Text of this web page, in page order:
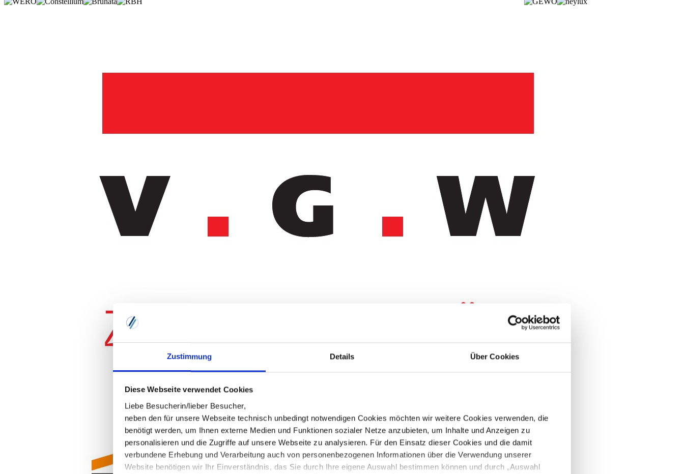
Zustimmung Details Über Cookies
Diese Webseite verwendet Cookies
Liebe Besucherin/lieber Besucher,
neben den für unsere Webseite technisch unbedingt notwendigen Cookies möchten wir weitere Cookies verwenden, die
benötigt werden, um Ihnen externe Medien und Funktionen sozialer Netze anzubieten, um Inhalte und Anzeigen zu
personalisieren und die Zugriffe auf unsere Webseite zu analysieren. Für den Einsatz dieser Cookies und die damit
verbundene Erhebung und Verarbeitung auch von personenbezogenen Informationen über die Verwendung unserer
Website benötigen wir Ihr Einverständnis, das Sie durch Ihre eigene Auswahl bestimmen können und durch „Auswahl